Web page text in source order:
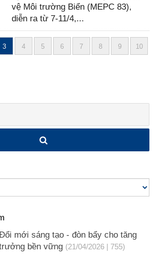
vệ Môi trường Biển (MEPC 83),
diễn ra từ 7-11/4,...
3 4 5 6 7 8 9 10
mới sáng tạo - đòn bẩy cho tăng
bền vững (21/04/2026 | 755)